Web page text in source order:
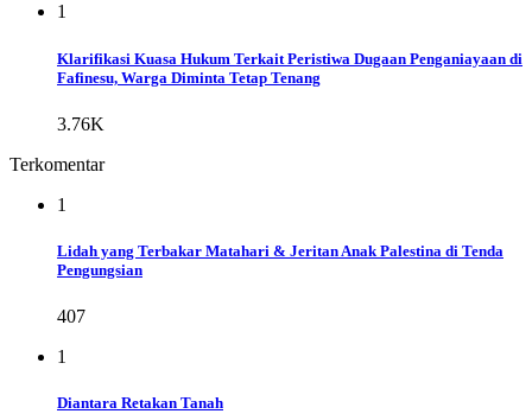
1
Klarifikasi Kuasa Hukum Terkait Peristiwa Dugaan Penganiayaan di
Fafinesu, Warga Diminta Tetap Tenang
3.76K
Terkomentar
1
Lidah yang Terbakar Matahari & Jeritan Anak Palestina di Tenda
Pengungsian
407
1
Diantara Retakan Tanah